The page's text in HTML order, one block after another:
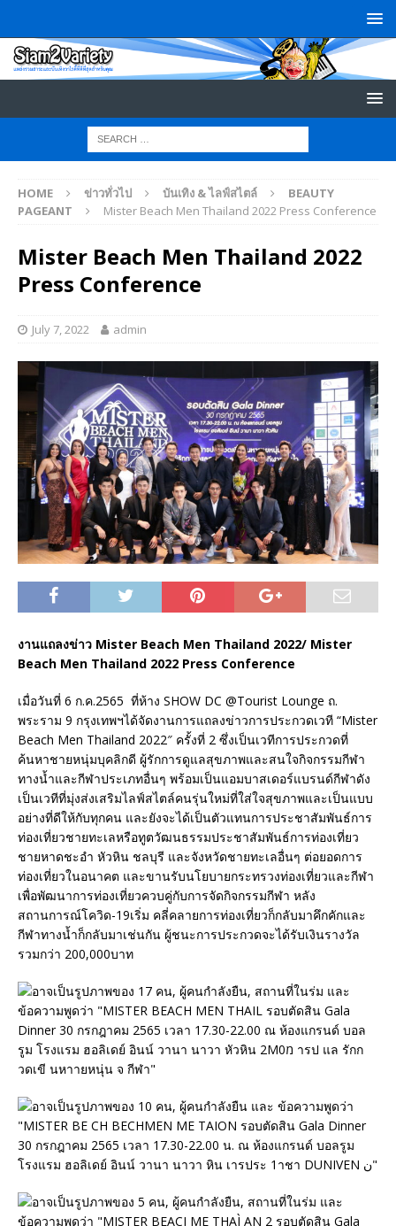
HOME ข่าวทั่วไป บันเทิง & ไลฟ์สไตล์
BEAUTY
PAGEANT
Mister Beach Men Thailand 2022 Press Conference
Mister Beach Men Thailand 2022
Press Conference
July 7, 2022 admin
งานแถลงข่าว Mister Beach Men Thailand 2022/ Mister
Beach Men Thailand 2022 Press Conference
เมื่อวันที่ 6 ก.ค.2565 ที่ห้าง SHOW DC @Tourist Lounge ถ.
พระราม 9 กรุงเทพฯได้จัดงานการแถลงข่าวการประกวดเวที “Mister
Beach Men Thailand 2022″ ครั้งที่ 2 ซึ่งเป็นเวทีการประกวดที่
ค้นหาชายหนุ่มบุคลิกดี ผู้รักการดูแลสุขภาพและสนใจกิจกรรมกีฬา
ทางน้ำและกีฬาประเภทอื่นๆ พร้อมเป็นแอมบาสเดอร์แบรนด์กีฬาดัง
เป็นเวทีที่มุ่งส่งเสริมไลฟ์สไตล์คนรุ่นใหม่ที่ใส่ใจสุขภาพและเป็นแบบ
อย่างที่ดีให้กับทุกคน และยังจะได้เป็นตัวแทนการประชาสัมพันธ์การ
ท่องเที่ยวชายทะเลหรือทูตวัฒนธรรมประชาสัมพันธ์การท่องเที่ยว
ชายหาดชะอำ หัวหิน ชลบุรี และจังหวัดชายทะเลอื่นๆ ต่อยอดการ
ท่องเที่ยวในอนาคต และขานรับนโยบายกระทรวงท่องเที่ยวและกีฬา
เพื่อพัฒนาการท่องเที่ยวควบคู่กับการจัดกิจกรรมกีฬา หลัง
สถานการณ์โควิด-19เริ่ม คลี่คลายการท่องเที่ยวก็กลับมาคึกคักและ
กีฬาทางน้ำก็กลับมาเช่นกัน ผู้ชนะการประกวดจะได้รับเงินรางวัล
รวมกว่า 200,000บาท